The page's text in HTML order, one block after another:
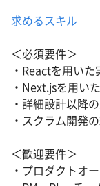
求めるスキル
＜必須要件＞
・Reactを用いた
・Next.jsを用い
・詳細設計以降
・スクラム開発
＜歓迎要件＞
・プロダクトオ